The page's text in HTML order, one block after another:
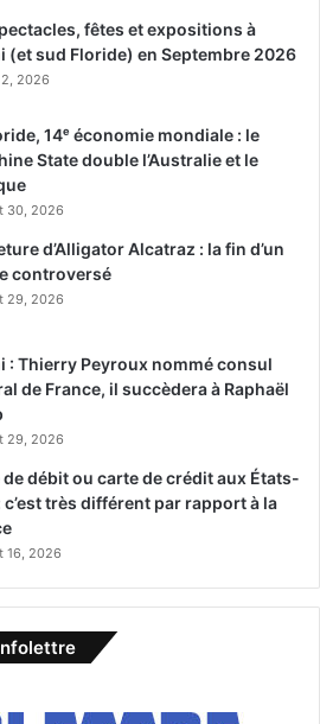
fêtes et expositions à
(et sud Floride) en Septembre 2026
2026
14ᵉ économie mondiale : le
State double l’Australie et le
30, 2026
d’Alligator Alcatraz : la fin d’un
controversé
29, 2026
: Thierry Peyroux nommé consul
de France, il succèdera à Raphaël
29, 2026
de débit ou carte de crédit aux États-
c’est très différent par rapport à la
16, 2026